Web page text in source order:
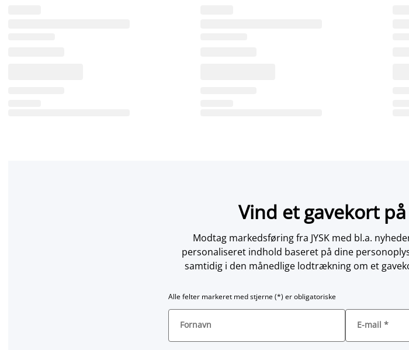
Vind et gavekort på
Modtag markedsføring fra JYSK med bl.a.
personaliseret indhold baseret på dine
samtidig i den månedlige lodtrækning om et
Alle felter markeret med stjerne (*) er obligatoriske
Fornavn E-mail *